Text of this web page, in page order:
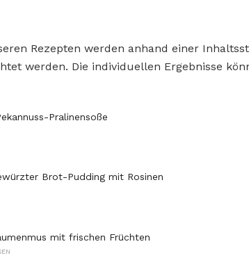
Rezepten werden anhand einer
werden. Die individuellen Ergebnisse
Pralinensoße
Brot-Pudding mit Rosinen
mit frischen Früchten